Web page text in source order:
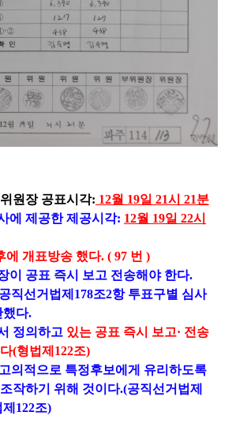
원장 공표시각: 12월 19일 21시 21분
에 제공한 제공시각: 12월 19일 22시
에 개표방송 했다. ( 97 번 )
이 공표 즉시 보고 전송해야 한다.
직선거법제178조2항 투표구별 심사
했다.
정의하고 있는 공표 즉시 보고· 전송
(형법제122조)
의적으로 특정후보에게 유리하도록
작하기 위해 것이다.(공직선거법제
122조)